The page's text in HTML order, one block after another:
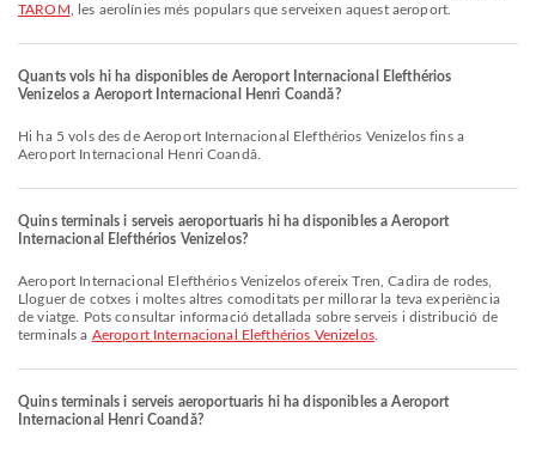
TAROM , les aerolínies més populars que serveixen aquest aeroport.
Quants vols hi ha disponibles de Aeroport Internacional Elefthérios
Venizelos a Aeroport Internacional Henri Coandă?
Hi ha 5 vols des de Aeroport Internacional Elefthérios Venizelos fins a
Aeroport Internacional Henri Coandă.
Quins terminals i serveis aeroportuaris hi ha disponibles a Aeroport
Internacional Elefthérios Venizelos?
Aeroport Internacional Elefthérios Venizelos ofereix Tren, Cadira de rodes,
Lloguer de cotxes i moltes altres comoditats per millorar la teva experiència
de viatge. Pots consultar informació detallada sobre serveis i distribució de
terminals a Aeroport Internacional Elefthérios Venizelos.
Quins terminals i serveis aeroportuaris hi ha disponibles a Aeroport
Internacional Henri Coandă?